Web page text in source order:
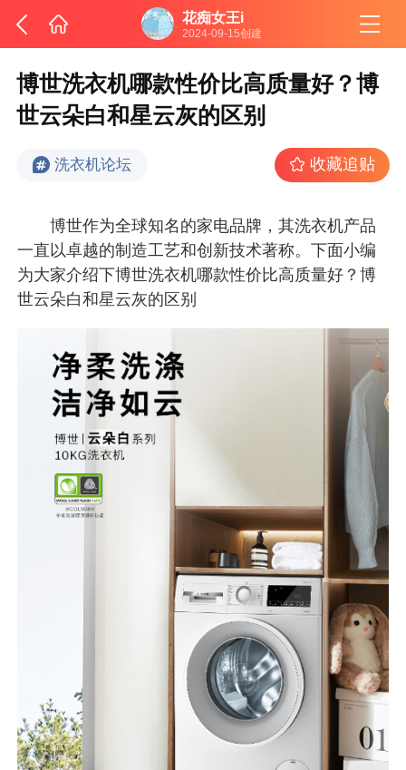
花痴女王i
2024-09-15创建
博世洗衣机哪款性价比高质量好？博
世云朵白和星云灰的区别
洗衣机论坛 收藏追贴
博世作为全球知名的家电品牌，其洗衣机产品
一直以卓越的制造工艺和创新技术著称。下面小编
为大家介绍下博世洗衣机哪款性价比高质量好？博
世云朵白和星云灰的区别